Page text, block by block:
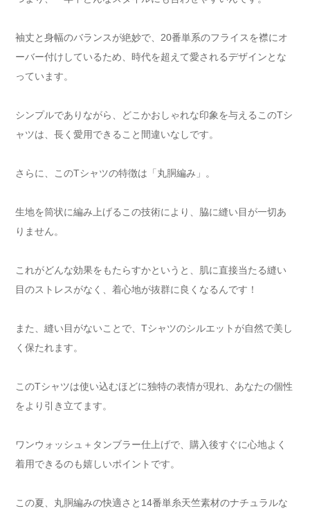
袖丈と身幅のバランスが絶妙で、20番単系のフライスを襟にオ
ーバー付けしているため、時代を超えて愛されるデザインとな
っています。
シンプルでありながら、どこかおしゃれな印象を与えるこのTシ
ャツは、長く愛用できること間違いなしです。
さらに、このTシャツの特徴は「丸胴編み」。
生地を筒状に編み上げるこの技術により、脇に縫い目が一切あ
りません。
これがどんな効果をもたらすかというと、肌に直接当たる縫い
目のストレスがなく、着心地が抜群に良くなるんです！
また、縫い目がないことで、Tシャツのシルエットが自然で美し
く保たれます。
このTシャツは使い込むほどに独特の表情が現れ、あなたの個性
をより引き立てます。
ワンウォッシュ＋タンブラー仕上げで、購入後すぐに心地よく
着用できるのも嬉しいポイントです。
この夏、丸胴編みの快適さと14番単糸天竺素材のナチュラルな